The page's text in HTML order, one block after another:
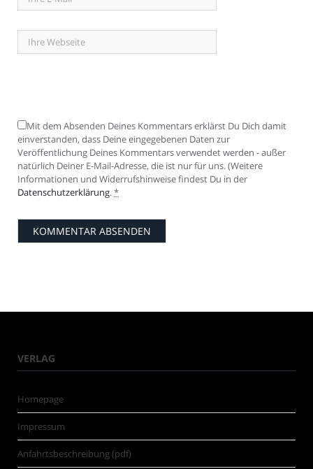
Mit dem Absenden Deines Kommentars erklärst Du Dich damit
einverstanden, dass Deine eingegebenen Daten zur
Veröffentlichung Deines Kommentars verwendet werden - außer
natürlich Deiner E-Mail-Adresse, die ist nur für uns. (Weitere
Informationen und Widerrufshinweise findest Du in der
Datenschutzerklärung.*
VERLAG
Homepage
Impressum
Anfahrtsbeschreibung (pdf)